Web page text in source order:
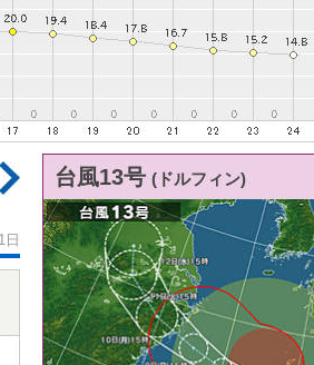
日
台風13号 (ドルフィン)